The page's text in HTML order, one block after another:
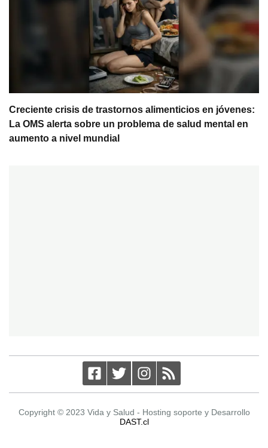
Creciente crisis de trastornos alimenticios en jóvenes:
La OMS alerta sobre un problema de salud mental en
aumento a nivel mundial
Copyright © 2023 Vida y Salud - Hosting soporte y Desarrollo
DAST.cl